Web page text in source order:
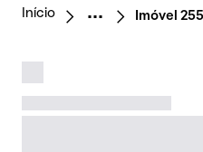
Início Imóvel